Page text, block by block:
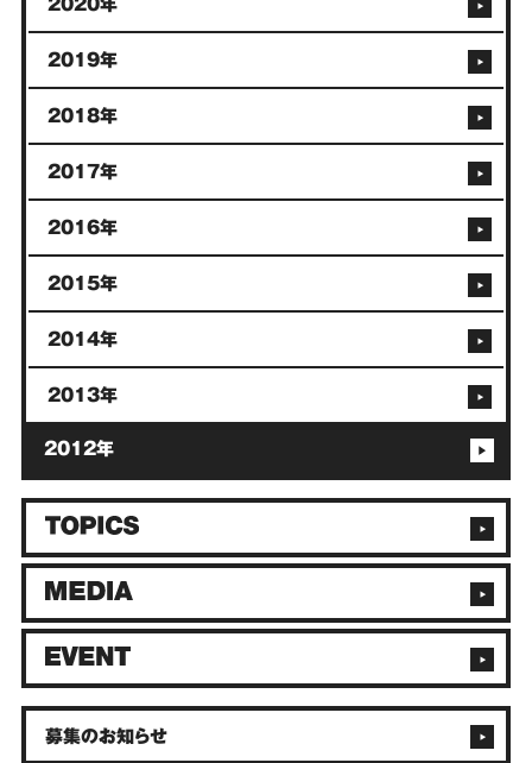
2020年
2019年
2018年
2017年
2016年
2015年
2014年
2013年
2012年
募集のお知らせ